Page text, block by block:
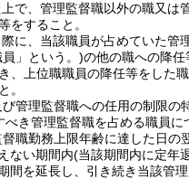
で、管理監督職以外の職又
をすること。
に、当該職員が占めていた
」という。)の他の職への降任
、上位職職員の降任等をした
。
管理監督職への任用の制限の
き管理監督職を占める職員
職勤務上限年齢に達した日
ない期間内(当該期間内に定年
間を延長し、引き続き当該管